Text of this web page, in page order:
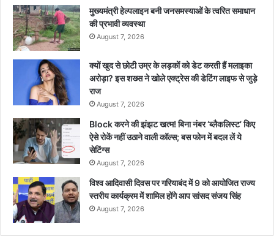
मुख्यमंत्री हेल्पलाइन बनी जनसमस्याओं के त्वरित समाधान
की प्रभावी व्यवस्था
August 7, 2026
क्यों खुद से छोटी उम्र के लड़कों को डेट करती हैं मलाइका
अरोड़ा? इस शख्स ने खोले एक्ट्रेस की डेटिंग लाइफ से जुड़े
राज
August 7, 2026
Block करने की झंझट खत्म! बिना नंबर ‘ब्लैकलिस्ट’ किए
ऐसे रोकें नहीं उठाने वाली कॉल्स; बस फोन में बदल लें ये
सेटिंग्स
August 7, 2026
विश्व आदिवासी दिवस पर गरियाबंद में 9 को आयोजित राज्य
स्तरीय कार्यक्रम में शामिल होंगे आप सांसद संजय सिंह
August 7, 2026